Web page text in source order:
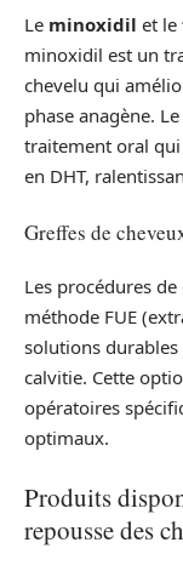
Le minoxidil et le
minoxidil est un
chevelu qui
phase anagène.
traitement oral
en DHT,
Greffes de
Les procédures
méthode FUE
solutions
calvitie. Cette
opératoires
optimaux.
Produits
repousse des